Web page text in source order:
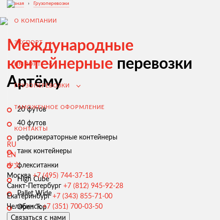
О КОМПАНИИ
ЭКСПОРТ
ИМПОРТ
ГРУЗОПЕРЕВОЗКИ
ТАМОЖЕННОЕ ОФОРМЛЕНИЕ
КОНТАКТЫ
RU
EN
中文
Москва +7 (495) 744-37-18
Санкт-Петербург +7 (812) 945-92-28
Екатеринбург +7 (343) 855-71-00
Челябинск +7 (351) 700-03-50
Связаться с нами
Экспорт из России
Заключение контрактов и согласование условий поставки
Таможенное оформление и разрешительная документация
Главная › Грузоперевозки
Международные
контейнерные перевозки
Артёму
20 футов
40 футов
рефрижераторные контейнеры
танк контейнеры
флекситанки
High Cube
Pallet Wide
Open Top